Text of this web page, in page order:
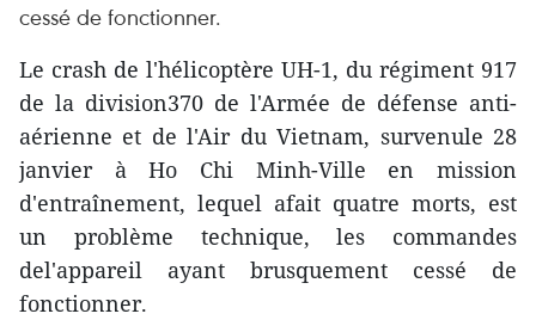
cessé de fonctionner.
Le crash de l'hélicoptère UH-1, du régiment 917
de la division370 de l'Armée de défense anti-
aérienne et de l'Air du Vietnam, survenule 28
janvier à Ho Chi Minh-Ville en mission
d'entraînement, lequel afait quatre morts, est
un problème technique, les commandes
del'appareil ayant brusquement cessé de
fonctionner.